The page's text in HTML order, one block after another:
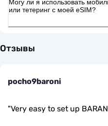
Могу ли я использовать
или тетеринг с моей eSIM?
Отзывы
pocho9baroni
"Very easy to set up